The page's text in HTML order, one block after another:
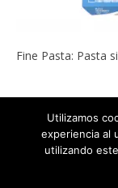
Fine Pasta: Pasta
Copyright © 2022
The
Utilizamos
experiencia al
utilizando